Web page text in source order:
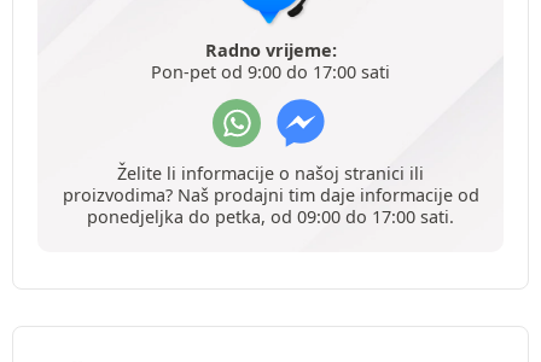
Radno vrijeme:
Pon-pet od 9:00 do 17:00 sati
Želite li informacije o našoj stranici ili
proizvodima? Naš prodajni tim daje informacije od
ponedjeljka do petka, od 09:00 do 17:00 sati.